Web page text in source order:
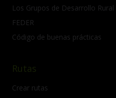
Los Grupos de Desarrollo Rural
FEDER
Código de buenas prácticas
Rutas
Crear rutas